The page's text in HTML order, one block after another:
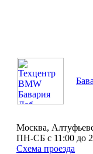
Москва,
ПН-СБ с 11:00 до
Схема проезда